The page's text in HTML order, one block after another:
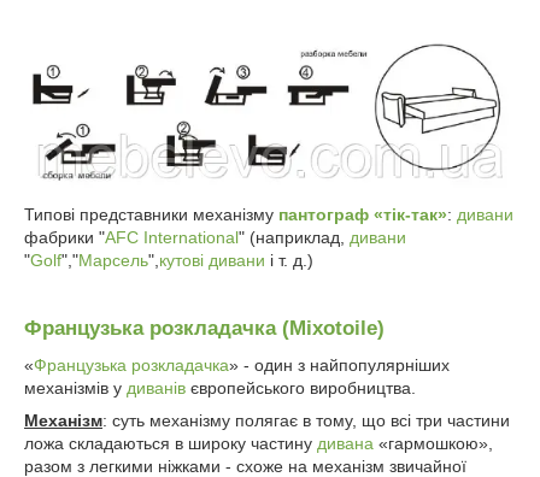
Типові представники механізму пантограф «тік-так»: дивани
фабрики "AFC International" (наприклад, дивани
"Golf","Марсель", кутові дивани і т. д.)
Французька розкладачка (Mixotoile)
«Французька розкладачка» - один з найпопулярніших
механізмів у диванів європейського виробництва.
Механізм: суть механізму полягає в тому, що всі три частини
ложа складаються в широку частину дивана «гармошкою»,
разом з легкими ніжками - схоже на механізм звичайної